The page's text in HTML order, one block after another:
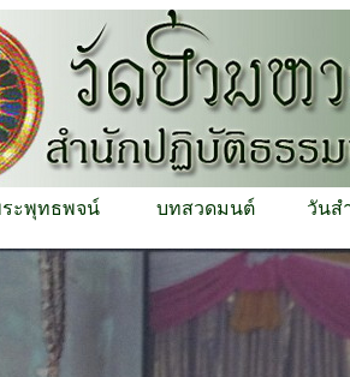
ะพุทธพจน์ บทสวดมนต์ วันส